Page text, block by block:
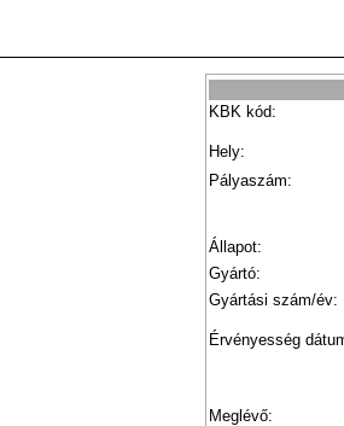
KBK kód:
Hely:
Pályaszám:
Állapot:
Gyártó:
Gyártási szám/év:
Érvényesség
Meglévő: